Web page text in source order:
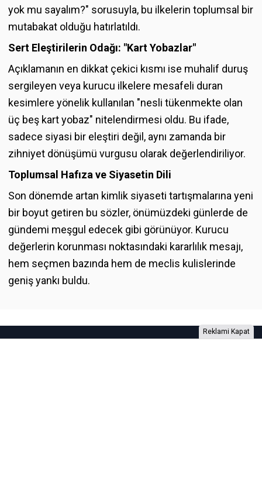
yok mu sayalım?" sorusuyla, bu ilkelerin toplumsal bir
mutabakat olduğu hatırlatıldı.
Sert Eleştirilerin Odağı: "Kart Yobazlar"
Açıklamanın en dikkat çekici kısmı ise muhalif duruş
sergileyen veya kurucu ilkelere mesafeli duran
kesimlere yönelik kullanılan "nesli tükenmekte olan
üç beş kart yobaz" nitelendirmesi oldu. Bu ifade,
sadece siyasi bir eleştiri değil, aynı zamanda bir
zihniyet dönüşümü vurgusu olarak değerlendiriliyor.
Toplumsal Hafıza ve Siyasetin Dili
Son dönemde artan kimlik siyaseti tartışmalarına yeni
bir boyut getiren bu sözler, önümüzdeki günlerde de
gündemi meşgul edecek gibi görünüyor. Kurucu
değerlerin korunması noktasındaki kararlılık mesajı,
hem seçmen bazında hem de meclis kulislerinde
geniş yankı buldu.
Reklami Kapat